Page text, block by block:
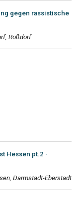
gegen rassistische
Roßdorf
Hessen pt.2 -
Darmstadt-Eberstadt